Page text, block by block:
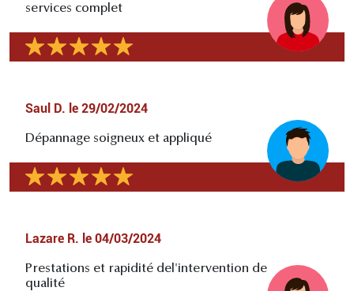
services complet
Saul D. le 29/02/2024
Dépannage soigneux et appliqué
Lazare R. le 04/03/2024
Prestations et rapidité del'intervention de
qualité